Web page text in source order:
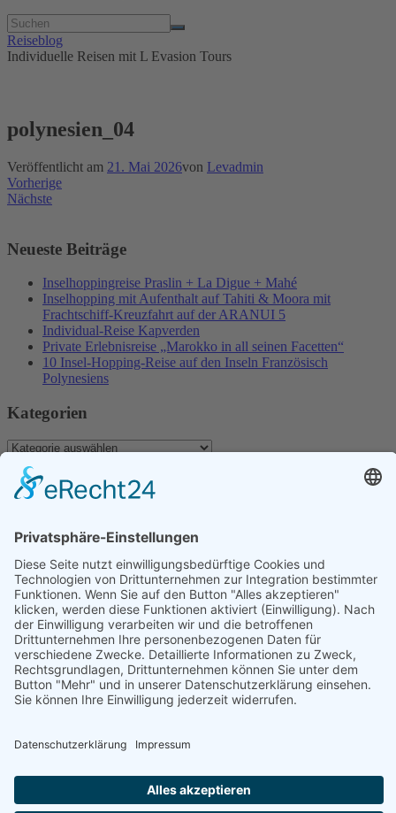
Reiseblog
Individuelle Reisen mit L Evasion Tours
polynesien_04
Veröffentlicht am 21. Mai 2026von Levadmin
Vorherige
Nächste
Neueste Beiträge
Inselhoppingreise Praslin + La Digue + Mahé
Inselhopping mit Aufenthalt auf Tahiti & Moora mit
Frachtschiff-Kreuzfahrt auf der ARANUI 5
Individual-Reise Kapverden
Private Erlebnisreise „Marokko in all seinen Facetten“
10 Insel-Hopping-Reise auf den Inseln Französisch
Polynesiens
Kategorien
Kategorien
Archiv
Schlagwörter
Antillen Aranui Aranui 5 Bird Island Dominica Dubai Evasion Fakarava
Guadeloupe Hochzeit Indischer Ozean Individualreise
Inselhüpfen Kapverden Karibik Katamaran Katamaran Kreuzfahrt
Kreuzfahrt La Digue La Reunion Madagaskar Malediven Marokko
Marquesas Martinique Maupiti Mauritius Mayotte Neukaledonien
Polynesien Praslin Reisen Rundreise Rurutu Sahara Sao Tome
Wanderung
Facebook Twitter Youtube